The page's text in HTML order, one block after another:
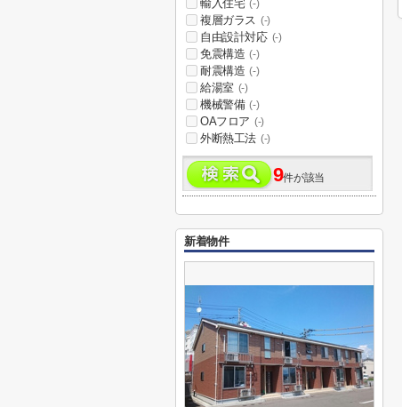
輸入住宅 (-)
複層ガラス (-)
自由設計対応 (-)
免震構造 (-)
耐震構造 (-)
給湯室 (-)
機械警備 (-)
OAフロア (-)
外断熱工法 (-)
9件が該当
新着物件